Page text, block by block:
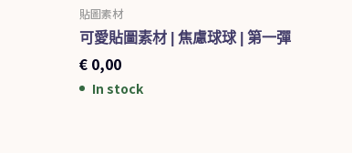
貼圖素材
可愛貼圖素材 | 焦慮球球 | 第一彈
€ 0,00
In stock